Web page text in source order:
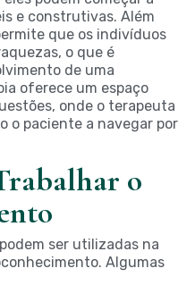
e construtivas. Além
que os indivíduos
o que é
de uma
oferece um espaço
onde o terapeuta
o paciente a navegar por
o
ser utilizadas na
Algumas